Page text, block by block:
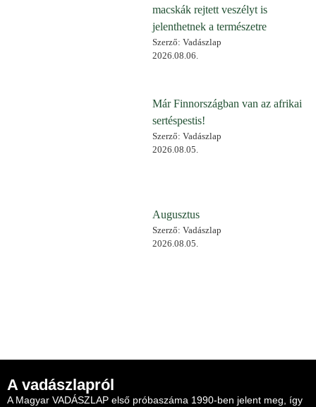
macskák rejtett veszélyt is
jelenthetnek a természetre
Szerző: Vadászlap
2026.08.06.
Már Finnországban van az afrikai
sertéspestis!
Szerző: Vadászlap
2026.08.05.
Augusztus
Szerző: Vadászlap
2026.08.05.
A vadászlapról
A Magyar VADÁSZLAP első próbaszáma 1990-ben jelent meg, így